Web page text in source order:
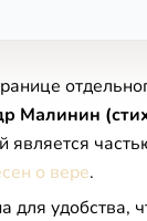
Малинин
является
о вере.
для удобства,